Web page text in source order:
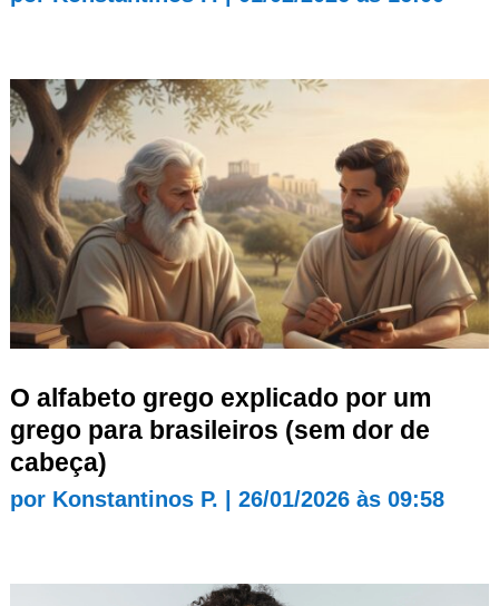
O alfabeto grego explicado por um
grego para brasileiros (sem dor de
cabeça)
por Konstantinos P. 26/01/2026 às 09:58